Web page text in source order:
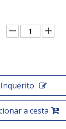
Inquérito
a cesta